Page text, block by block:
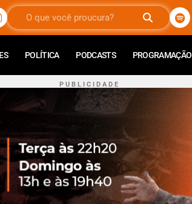
POLÍTICA PODCASTS PROGRAMAÇÃO
P U B L I C I D A D E